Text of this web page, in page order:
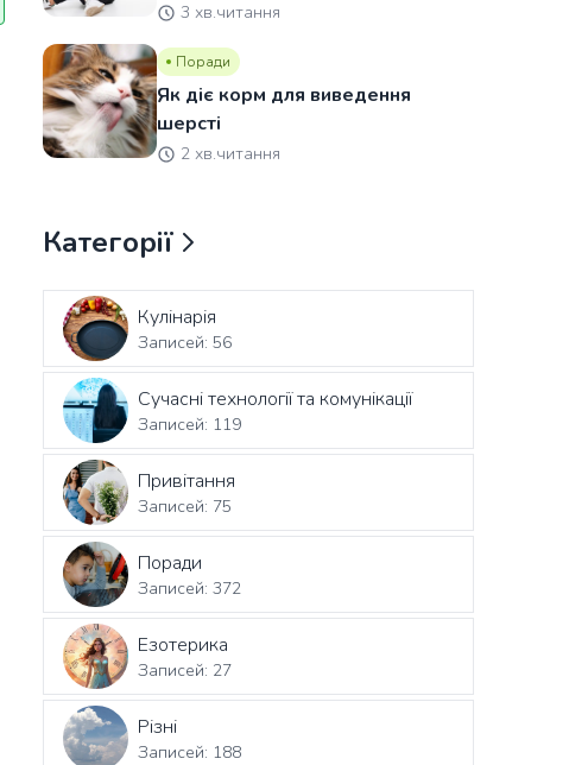
3 хв.читання
Поради
Як діє корм для виведення
шерсті
2 хв.читання
Категорії
Кулінарія
Записей: 56
Сучасні технології та комунікації
Записей: 119
Привітання
Записей: 75
Поради
Записей: 372
Езотерика
Записей: 27
Різні
Записей: 188